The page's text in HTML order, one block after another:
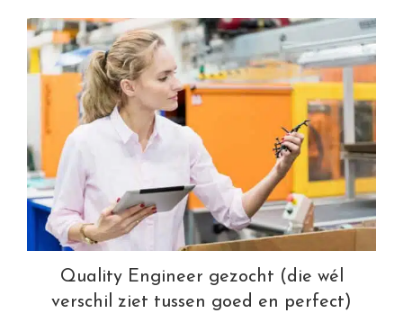
Quality Engineer gezocht (die wél verschil
ziet tussen goed en perfect)
Quality Engineer gezocht (die wél
verschil ziet tussen goed en perfect)